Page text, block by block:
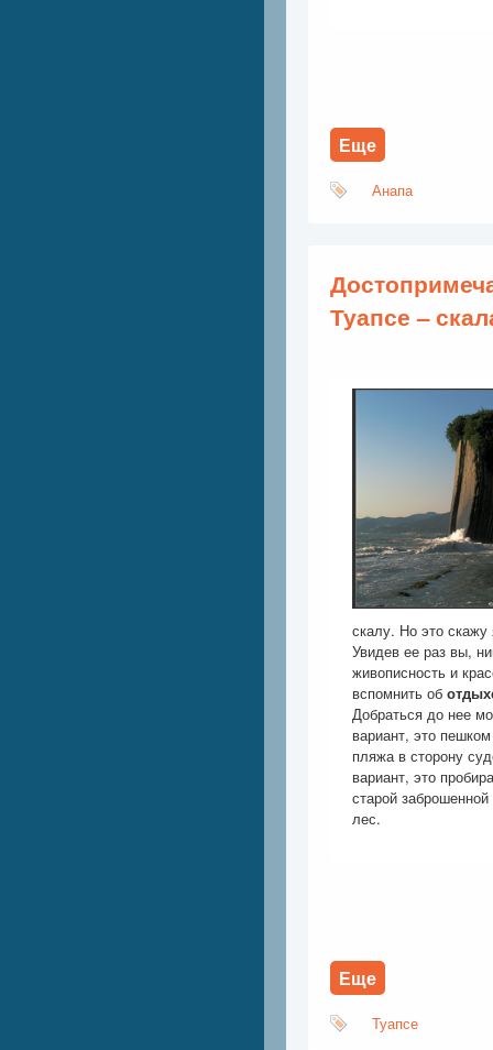
Еще
Анапа
Туапсе –
скалу. Но это
Увидев ее раз вы,
живописность и
вспомнить об
Добраться до нее
вариант, это
пляжа в сторону
вариант, это
старой
лес.
Еще
Туапсе